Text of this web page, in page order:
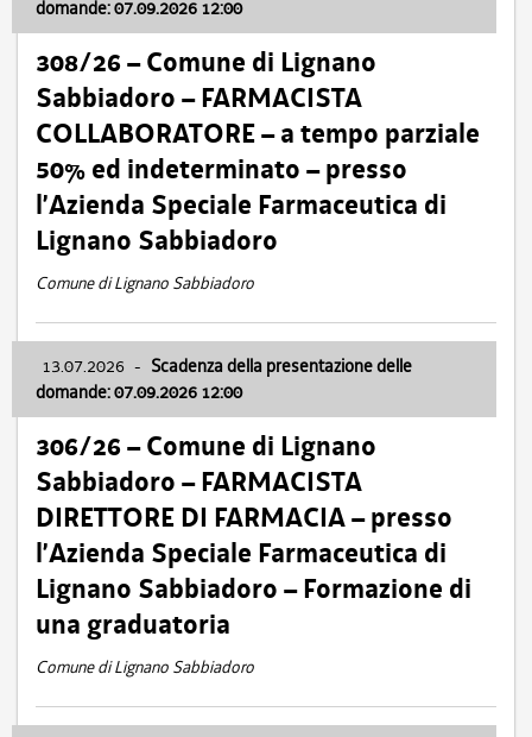
domande: 07.09.2026 12:00
308/26 – Comune di Lignano
Sabbiadoro – FARMACISTA
COLLABORATORE – a tempo parziale
50% ed indeterminato – presso
l’Azienda Speciale Farmaceutica di
Lignano Sabbiadoro
Comune di Lignano Sabbiadoro
13.07.2026 - Scadenza della presentazione delle
domande: 07.09.2026 12:00
306/26 – Comune di Lignano
Sabbiadoro – FARMACISTA
DIRETTORE DI FARMACIA – presso
l’Azienda Speciale Farmaceutica di
Lignano Sabbiadoro – Formazione di
una graduatoria
Comune di Lignano Sabbiadoro